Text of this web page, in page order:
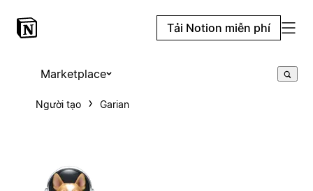
Tải Notion miễn phí
Marketplace
Người tạo Garian